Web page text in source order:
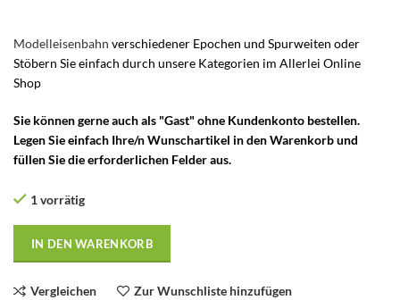
Modelleisenbahn verschiedener Epochen und Spurweiten oder
Stöbern Sie einfach durch unsere Kategorien im Allerlei Online
Shop
Sie können gerne auch als "Gast" ohne Kundenkonto bestellen.
Legen Sie einfach Ihre/n Wunschartikel in den Warenkorb und
füllen Sie die erforderlichen Felder aus.
1 vorrätig
IN DEN WARENKORB
Vergleichen Zur Wunschliste hinzufügen